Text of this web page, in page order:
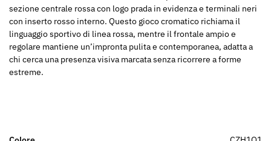
sezione centrale rossa con logo prada in evidenza e terminali neri
con inserto rosso interno. Questo gioco cromatico richiama il
linguaggio sportivo di linea rossa, mentre il frontale ampio e
regolare mantiene un’impronta pulita e contemporanea, adatta a
chi cerca una presenza visiva marcata senza ricorrere a forme
estreme.